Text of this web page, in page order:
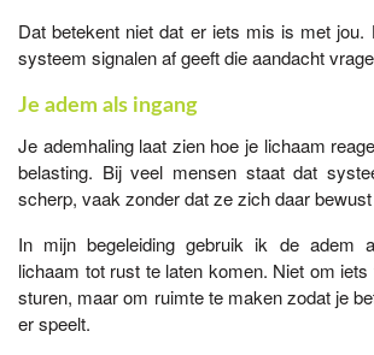
Dat betekent niet dat er iets mis is met jou.
systeem signalen af geeft die aandacht
Je adem als ingang
Je ademhaling laat zien hoe je lichaam
belasting. Bij veel mensen staat dat
scherp, vaak zonder dat ze zich daar
In mijn begeleiding gebruik ik de adem
lichaam tot rust te laten komen. Niet om
sturen, maar om ruimte te maken zodat je
er speelt.